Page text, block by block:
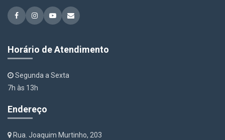
Horário de Atendimento
Segunda a Sexta
7h às 13h
Endereço
Rua. Joaquim Murtinho, 203